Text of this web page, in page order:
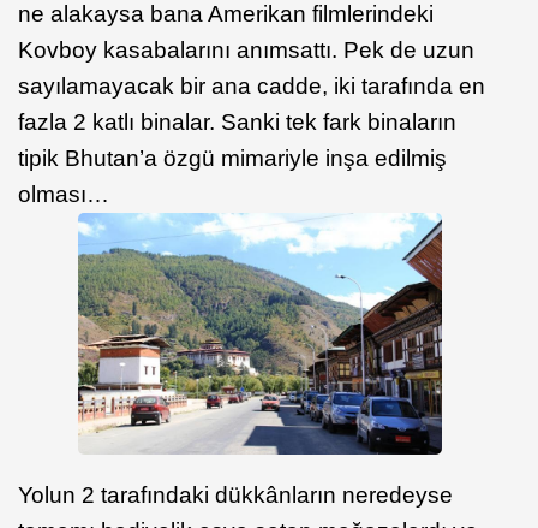
ne alakaysa bana Amerikan filmlerindeki
Kovboy kasabalarını anımsattı. Pek de uzun
sayılamayacak bir ana cadde, iki tarafında en
fazla 2 katlı binalar. Sanki tek fark binaların
tipik Bhutan’a özgü mimariyle inşa edilmiş
olması…
Yolun 2 tarafındaki dükkânların neredeyse